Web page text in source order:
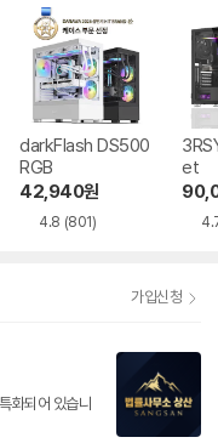
darkFlash DS500
RGB
42,940원
4.8 (801)
et
가입신청
화되어 있습니